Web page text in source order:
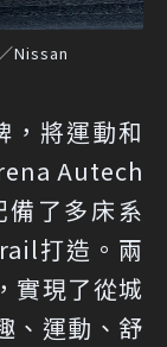
Nissan
將運動和
Autech
了多床系
打造。兩
實現了從城
、運動、舒